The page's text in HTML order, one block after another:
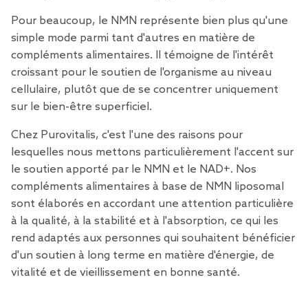
Pour beaucoup, le NMN représente bien plus qu'une
simple mode parmi tant d'autres en matière de
compléments alimentaires. Il témoigne de l'intérêt
croissant pour le soutien de l'organisme au niveau
cellulaire, plutôt que de se concentrer uniquement
sur le bien-être superficiel.
Chez Purovitalis, c'est l'une des raisons pour
lesquelles nous mettons particulièrement l'accent sur
le soutien apporté par le NMN et le NAD+. Nos
compléments alimentaires à base de NMN liposomal
sont élaborés en accordant une attention particulière
à la qualité, à la stabilité et à l'absorption, ce qui les
rend adaptés aux personnes qui souhaitent bénéficier
d'un soutien à long terme en matière d'énergie, de
vitalité et de vieillissement en bonne santé.